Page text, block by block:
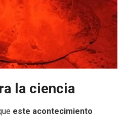
la ciencia
este acontecimiento